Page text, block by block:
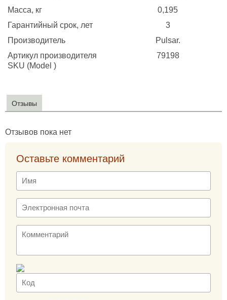
Масса, кг
0,195
Гарантийный срок, лет
3
Производитель
Pulsar.
Артикул производителя
SKU (Model )
79198
Отзывы
Отзывов пока нет
Оставьте комментарий